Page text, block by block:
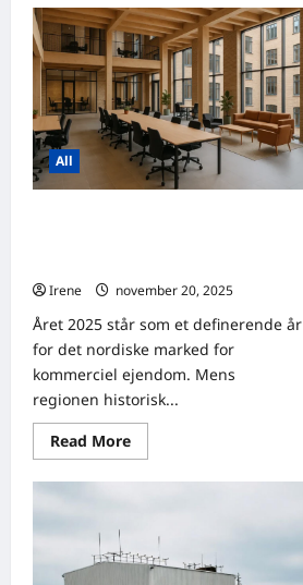
Prognose
for
lagerlejepriser
i
2026
All
Irene
november 20, 2025
Året 2025 står som et definerende år
for det nordiske marked for
kommerciel ejendom. Mens
regionen historisk...
Read MoreRead
more
Sammenligning
kontorfællesskaber
i
Danmark